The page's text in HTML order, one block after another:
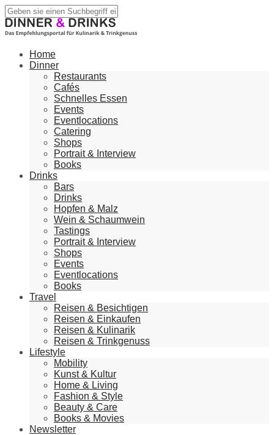
Home
Dinner
Restaurants
Cafés
Schnelles Essen
Events
Eventlocations
Catering
Shops
Portrait & Interview
Books
Drinks
Bars
Drinks
Hopfen & Malz
Wein & Schaumwein
Tastings
Portrait & Interview
Shops
Events
Eventlocations
Books
Travel
Reisen & Besichtigen
Reisen & Einkaufen
Reisen & Kulinarik
Reisen & Trinkgenuss
Lifestyle
Mobility
Kunst & Kultur
Home & Living
Fashion & Style
Beauty & Care
Books & Movies
Newsletter